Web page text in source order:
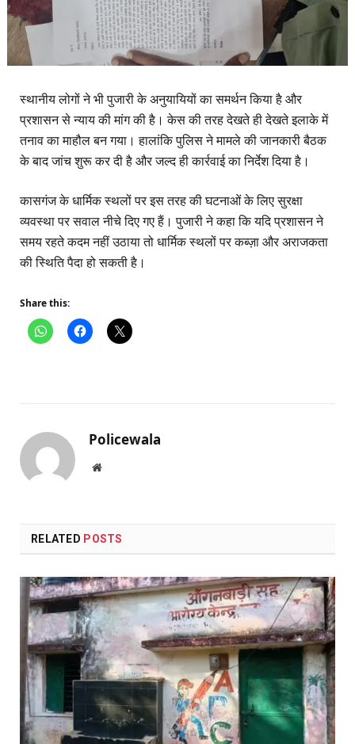
स्थानीय लोगों ने भी पुजारी के अनुयायियों का समर्थन किया है और
प्रशासन से न्याय की मांग की है। केस की तरह देखते ही देखते इलाके में
तनाव का माहौल बन गया। हालांकि पुलिस ने मामले की जानकारी बैठक
के बाद जांच शुरू कर दी है और जल्द ही कार्रवाई का निर्देश दिया है।
कासगंज के धार्मिक स्थलों पर इस तरह की घटनाओं के लिए सुरक्षा
व्यवस्था पर सवाल नीचे दिए गए हैं। पुजारी ने कहा कि यदि प्रशासन ने
समय रहते कदम नहीं उठाया तो धार्मिक स्थलों पर कब्ज़ा और अराजकता
की स्थिति पैदा हो सकती है।
Share this:
Policewala
Website
RELATED POSTS